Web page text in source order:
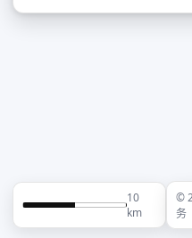
10
km
©
务